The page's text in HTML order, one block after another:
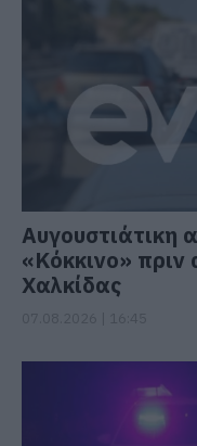
Αυγουστιάτικη
«Κόκκινο»
Χαλκίδας